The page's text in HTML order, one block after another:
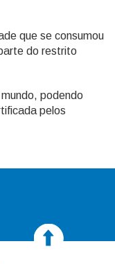
que se consumou
do restrito
podendo
pelos